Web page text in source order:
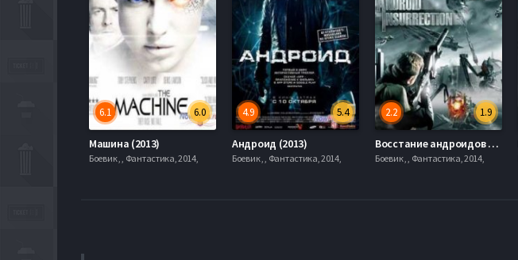
6.0
6.1
Машина (2013)
Боевик , , Фантастика, 2014,
5.4
4.9
Андроид (2013)
Боевик , , Фантастика, 2014,
1.9
2.2
Восстание андроидов (2012)
Боевик , , Фантастика, 2014,